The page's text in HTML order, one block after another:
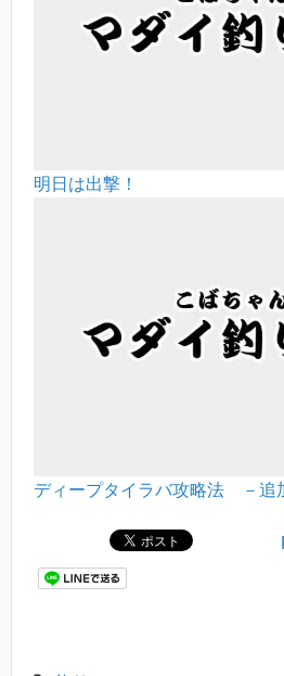
明日は出撃！
ディープタイラバ攻略法 －追